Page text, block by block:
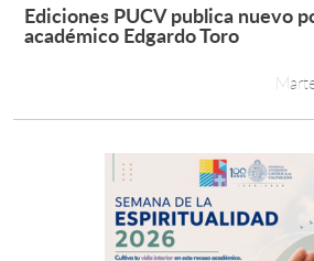
Ediciones PUCV publica nuevo
académico Edgardo Toro